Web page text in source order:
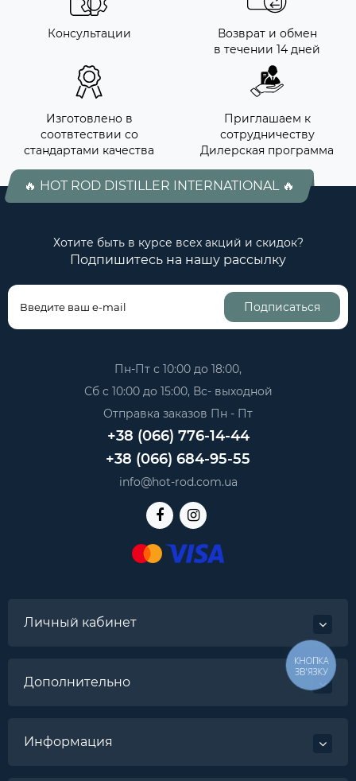
Консультации
Возврат и обмен
в течении 14 дней
Изготовлено в
соотвтествии со
стандартами качества
Приглашаем к
сотрудничеству
Дилерская программа
🔥 HOT ROD DISTILLER INTERNATIONAL 🔥
Хотите быть в курсе всех акций и скидок?
Подпишитесь на нашу рассылку
Подписаться
Пн-Пт с 10:00 до 18:00,
Сб с 10:00 до 15:00, Вс- выходной
Отправка заказов Пн - Пт
+38 (066) 776-14-44
+38 (066) 684-95-55
info@hot-rod.com.ua
Личный кабинет
Дополнительно
Информация
КНОПКА
ЗВ'ЯЗКУ